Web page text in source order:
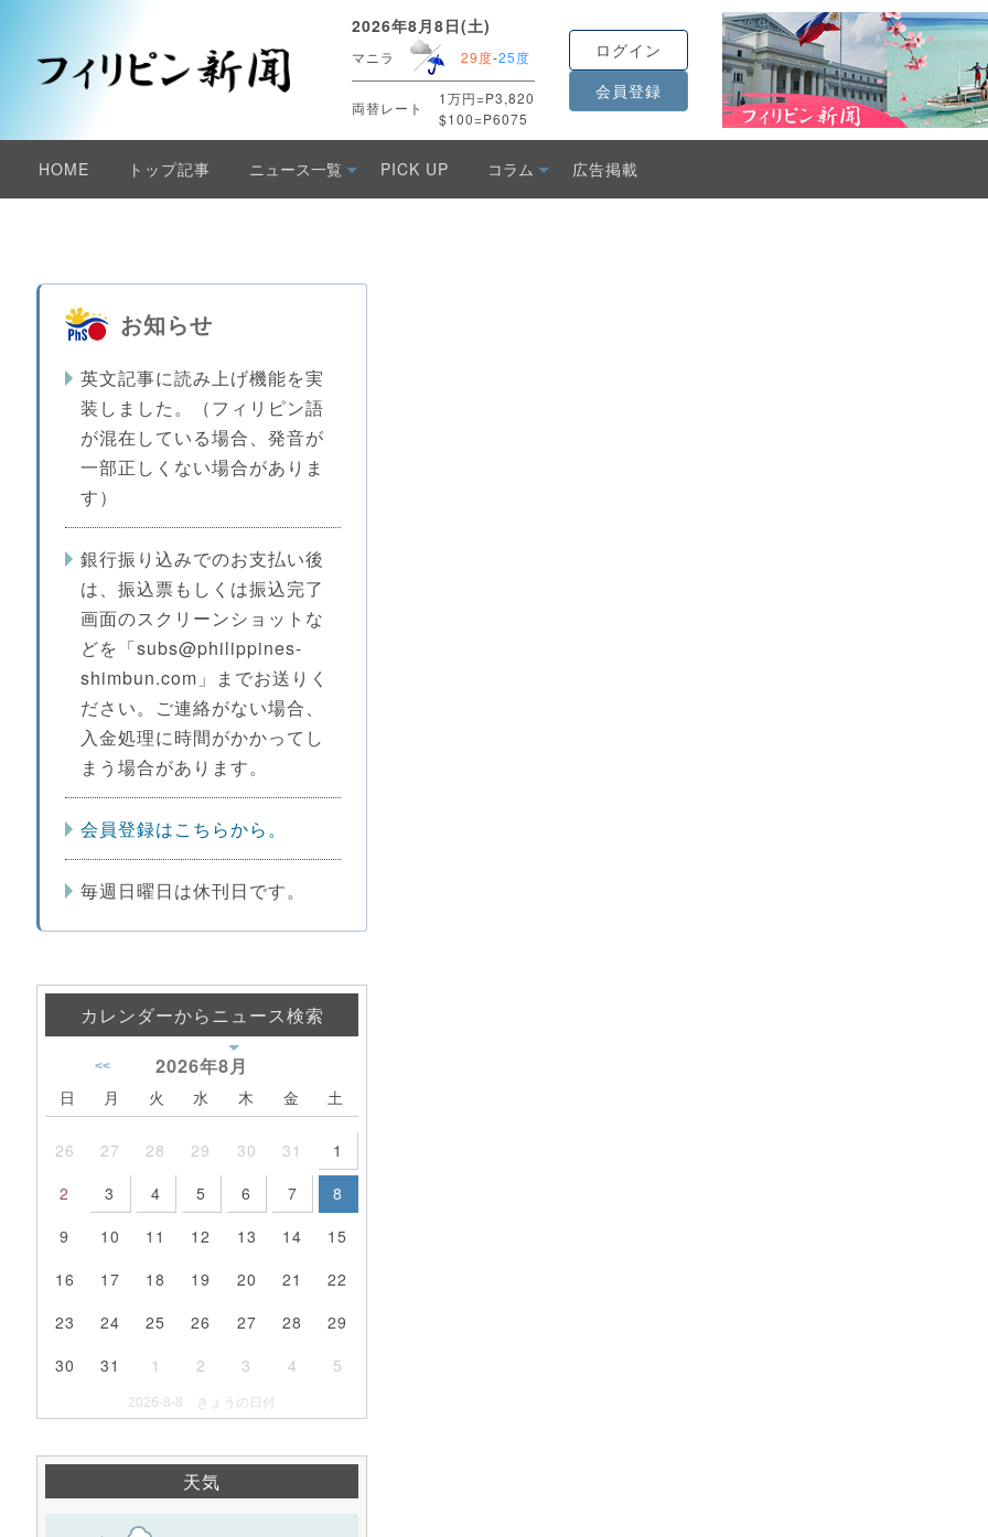
2026年8月8日(土)
マニラ 29度-25度
両替レート
1万円=P3,820
$100=P6075
ログイン
会員登録
HOME トップ記事 ニュース一覧 PICK UP コラム 広告掲載
お知らせ
英文記事に読み上げ機能を実
装しました。（フィリピン語
が混在している場合、発音が
一部正しくない場合がありま
す）
銀行振り込みでのお支払い後
は、振込票もしくは振込完了
画面のスクリーンショットな
どを「subs@philippines-
shimbun.com」までお送りく
ださい。ご連絡がない場合、
入金処理に時間がかかってし
まう場合があります。
会員登録はこちらから。
毎週日曜日は休刊日です。
カレンダーからニュース検索
2026年8月
<<
日 月 火 水 木 金 土
26 27 28 29 30 31
1
2
3 4 5 6 7
8
9
10 11 12 13 14
15
16
17 18 19 20 21
22
23
24 25 26 27 28
29
30
31 1 2 3 4 5
2026-8-8 きょうの日付
天気